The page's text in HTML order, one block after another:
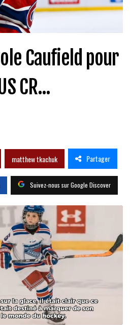
Caufield pour
CR...
matthew tkachuk Partager
Suivez-nous sur Google Discover